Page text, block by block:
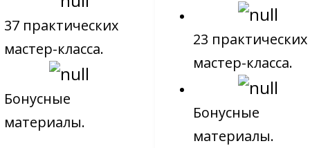
37 практических
мастер-класса.
Бонусные
материалы.
23 практических
мастер-класса.
Бонусные
материалы.